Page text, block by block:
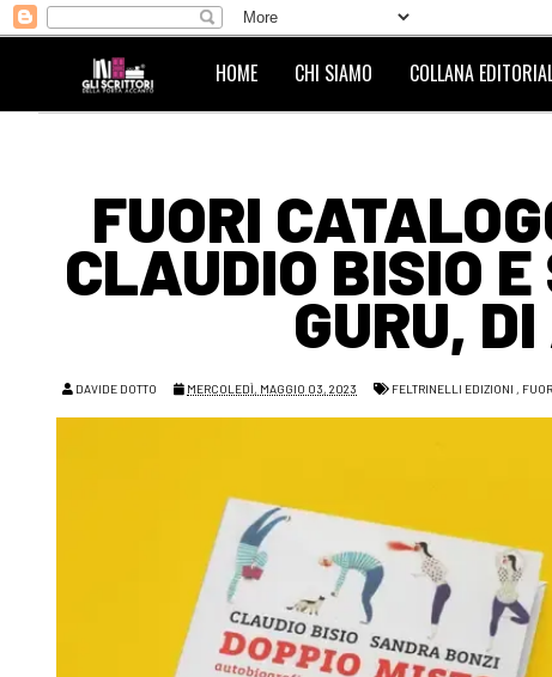
HOME CHI SIAMO COLLANA
FUORI
CLAUDIO BISIO
GURU,
DAVIDE DOTTO MERCOLEDÌ, MAGGIO 03, 2023 FELTRINELLI EDIZIONI ,